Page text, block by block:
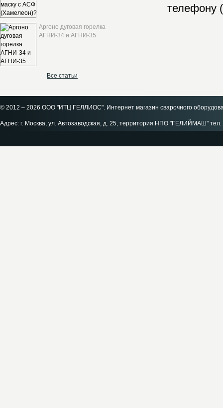
Аргоно дуговая горелка
АГНИ-34 и АГНИ-35
Все статьи
телефону
© 2012 – 2026 ООО "ИТЦ ГЕЛЛИОС". Интернет магазин сварочного
Адрес: г. Москва, ул. Автозаводская, д. 25, территория НПО "ГЕЛИЙМАШ"